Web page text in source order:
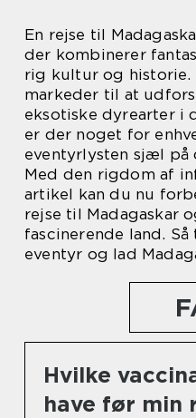
En rejse til
der kombinerer
rig kultur og historie.
markeder til at
eksotiske dyrearter i
er der noget for
eventyrlysten sjæl på
Med den rigdom af
artikel kan du nu
rejse til Madagaskar
fascinerende land.
eventyr og lad
Hvilke
have før min